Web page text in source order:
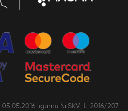
līgumu Nr.SKV-L-2016/207